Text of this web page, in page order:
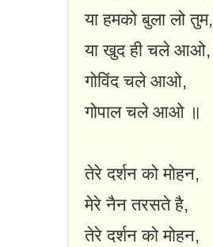
या हमको बुला लो तुम,
या खुद ही चले आओ,
गोविंद चले आओ,
गोपाल चले आओ ॥
तेरे दर्शन को मोहन,
मेरे नैन तरसते है,
तेरे दर्शन को मोहन,